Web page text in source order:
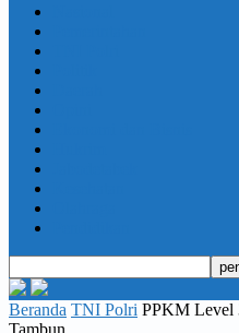
Beranda TNI Polri PPKM Level
Tambun